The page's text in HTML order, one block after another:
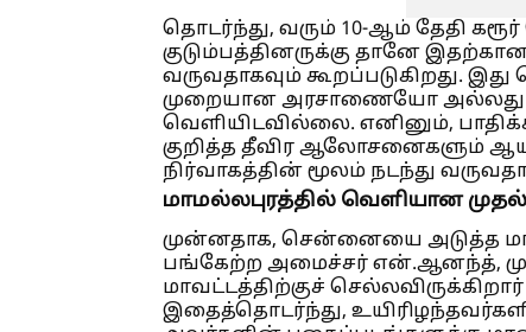
தொடர்ந்து, வரும் 10-ஆம் தேதி
குடும்பத்தினருக்கு தானே
வருவதாகவும் கூறப்படுகிறது.
முறையான அரசாணையோ அல்லது
வெளியிடவில்லை. எனினும்,
குறித்த தீவிர ஆலோசனைகளும்
நிர்வாகத்தின் மூலம் நடந்து
மாமல்லபுரத்தில் வெளியான
முன்னதாக, சென்னையை அடுத்த
பங்கேற்ற அமைச்சர் என்.ஆனந்த்,
மாவட்டத்திற்குச்
இதைத்தொடர்ந்து,